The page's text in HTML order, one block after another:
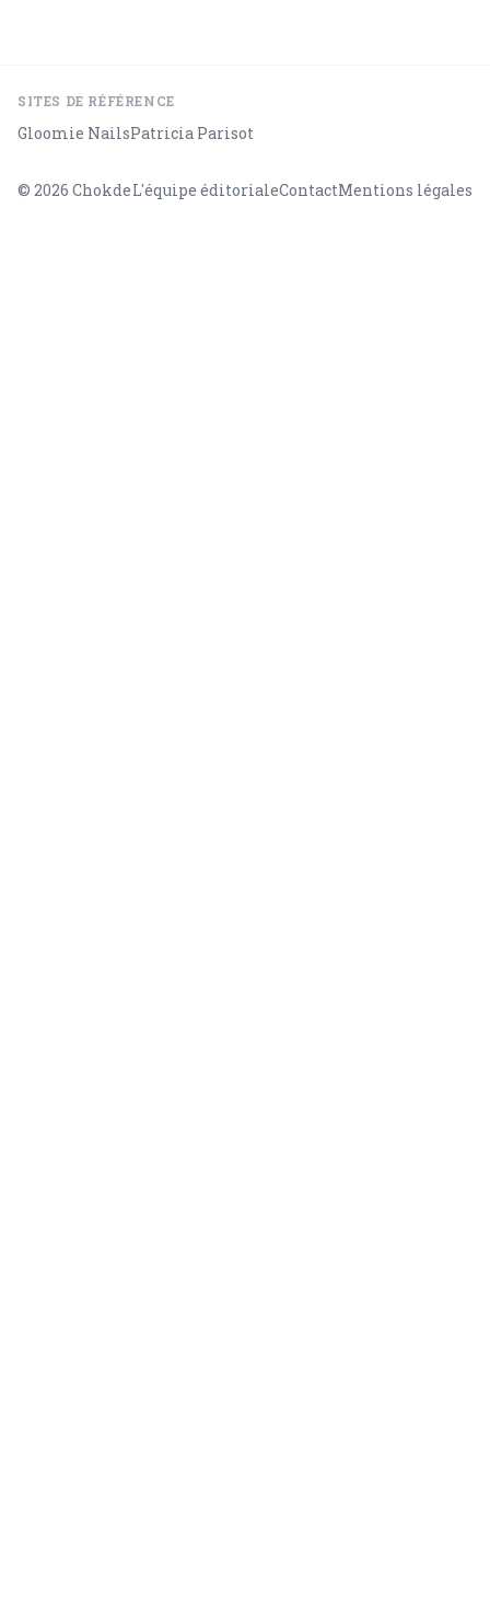
SITES DE RÉFÉRENCE
Gloomie NailsPatricia Parisot
© 2026 ChokdeL'équipe éditorialeContactMentions légales